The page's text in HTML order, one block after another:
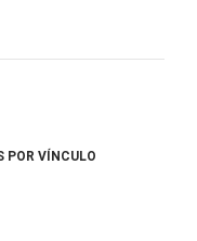
POR VÍNCULO